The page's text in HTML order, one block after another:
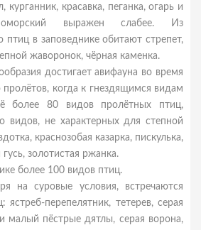
курганник, красавка, пеганка, огарь и
выражен слабее. Из
птиц в заповеднике обитают стрепет,
жаворонок, чёрная каменка.
достигает авифауна во время
пролётов, когда к гнездящимся видам
более 80 видов пролётных птиц,
видов, не характерных для степной
краснозобая казарка, пискулька,
золотистая ржанка.
более 100 видов птиц.
на суровые условия, встречаются
перепелятник, тетерев, серая
малый пёстрые дятлы, серая ворона,